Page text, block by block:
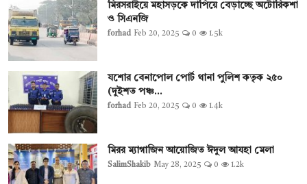
মিরসরাইয়ে মহাসড়কে দাপিয়ে বেড়াচ্ছে অটোরিকশা
ও সিএনজি
forhad Feb 20, 2025 0 1.5k
যশোর বেনাপোল পোর্ট থানা পুলিশ কতৃক ২৫০
(দুইশত পঞ্চ...
forhad Feb 20, 2025 0 1.4k
মিরর ম্যাগাজিন আয়োজিত ঈদুল আযহা মেলা
SalimShakib May 28, 2025 0 1.2k